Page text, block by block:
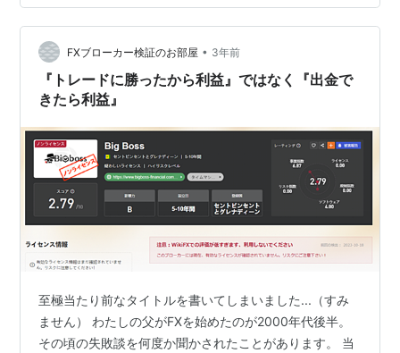
から数回に渡って、専門家として、多くの場合で共通す
る基本的な手順を示していきます。 第１回は、そもそも
オフショア銀行とは何か？その業務内容を理解するとこ
ろから始めたいと思います。 オフショア銀行と…
FXブローカー検証のお部屋 • 3年前
『トレードに勝ったから利益』ではなく『出金で
きたら利益』
至極当たり前なタイトルを書いてしまいました...（すみ
ません） わたしの父がFXを始めたのが2000年代後半。
その頃の失敗談を何度か聞かされたことがあります。 当